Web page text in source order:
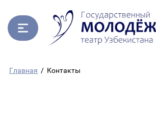
Главная / Контакты